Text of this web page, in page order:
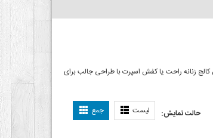
زنانه راحت یا کفش اسپرت با طراحی جالب برای
حالت نمایش: لیست جمع